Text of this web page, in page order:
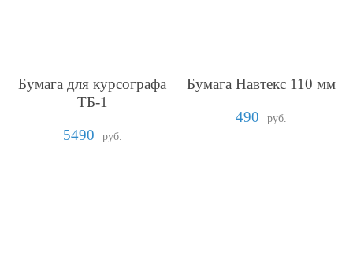
Бумага для курсографа
ТБ-1
5490
руб.
Бумага Навтекс 110 мм
490
руб.